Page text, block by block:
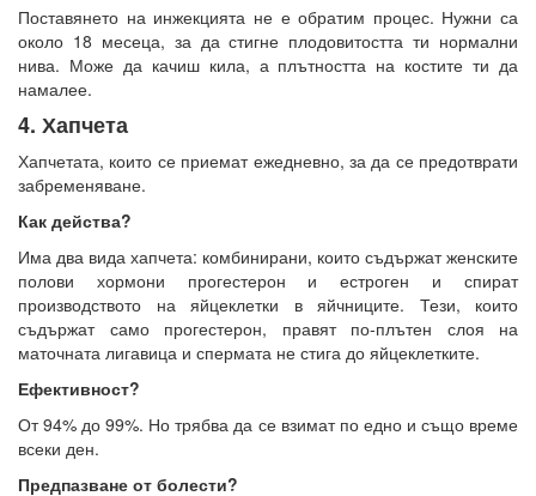
Поставянето на инжекцията не е обратим процес. Нужни са
около 18 месеца, за да стигне плодовитостта ти нормални
нива. Може да качиш кила, а плътността на костите ти да
намалее.
4. Хапчета
Хапчетата, които се приемат ежедневно, за да се предотврати
забременяване.
Как действа?
Има два вида хапчета: комбинирани, които съдържат женските
полови хормони прогестерон и естроген и спират
производството на яйцеклетки в яйчниците. Тези, които
съдържат само прогестерон, правят по-плътен слоя на
маточната лигавица и спермата не стига до яйцеклетките.
Ефективност?
От 94% до 99%. Но трябва да се взимат по едно и също време
всеки ден.
Предпазване от болести?